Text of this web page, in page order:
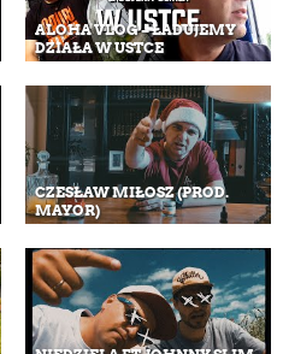
ALOHA VLOG – ŁADUJEMY
DZIAŁA W USTCE
CZESŁAW MIŁOSZ (PROD.
MAYOR)